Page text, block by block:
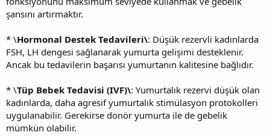
şansını artırmaktır.
* \Hormonal Destek Tedavileri\: Düşük rezervli kadınlarda
FSH, LH dengesi sağlanarak yumurta gelişimi desteklenir.
Ancak bu tedavilerin başarısı yumurtanın kalitesine bağlıdır.
* \Tüp Bebek Tedavisi (IVF)\: Yumurtalık rezervi düşük olan
kadınlarda, daha agresif yumurtalık stimülasyon protokolleri
uygulanabilir. Gerekirse donör yumurta ile de gebelik
mümkün olabilir.